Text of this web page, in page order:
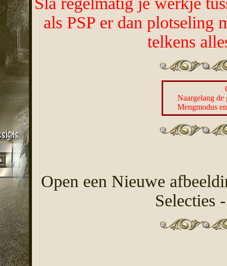
als PSP er dan plotseling
telkens
Naargelang de
Mengmodus
Open een Nieuwe
Selecties